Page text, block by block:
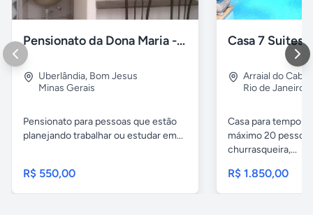
Pensionato da Dona Maria - Uberlândia/MG
Uberlândia, Bom Jesus
Minas Gerais
Pensionato para pessoas que estão
planejando trabalhar ou estudar em...
R$ 550,00
Arraial do Cabo
Rio de Janeiro
Casa para
máximo 20
churrasqueira,...
R$ 1.850,00